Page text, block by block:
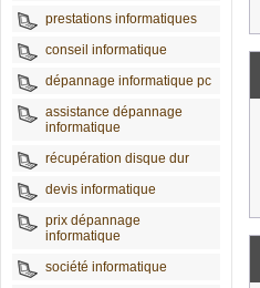
prestations informatiques
conseil informatique
dépannage informatique pc
assistance dépannage
informatique
récupération disque dur
devis informatique
prix dépannage
informatique
société informatique